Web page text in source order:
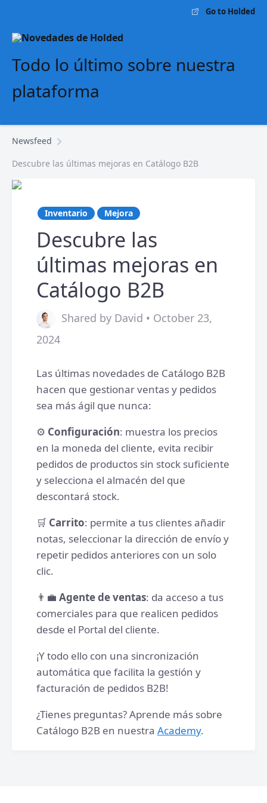
Go to Holded
Todo lo último sobre nuestra
plataforma
Newsfeed
Descubre las últimas mejoras en Catálogo B2B
Inventario Mejora
Descubre las
últimas mejoras en
Catálogo B2B
Shared by David • October 23,
2024
Las últimas novedades de Catálogo B2B
hacen que gestionar ventas y pedidos
sea más ágil que nunca:
⚙️ Configuración: muestra los precios
en la moneda del cliente, evita recibir
pedidos de productos sin stock suficiente
y selecciona el almacén del que
descontará stock.
🛒 Carrito: permite a tus clientes añadir
notas, seleccionar la dirección de envío y
repetir pedidos anteriores con un solo
clic.
👨‍💼 Agente de ventas: da acceso a tus
comerciales para que realicen pedidos
desde el Portal del cliente.
¡Y todo ello con una sincronización
automática que facilita la gestión y
facturación de pedidos B2B!
¿Tienes preguntas? Aprende más sobre
Catálogo B2B en nuestra Academy.